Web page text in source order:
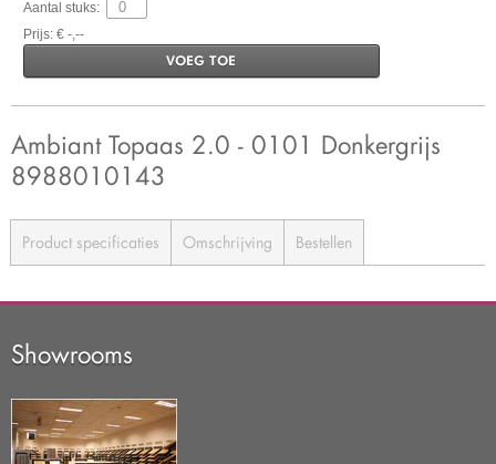
Aantal stuks:
Prijs: € -,--
VOEG TOE
Ambiant Topaas 2.0 - 0101 Donkergrijs
8988010143
Product specificaties Omschrijving Bestellen
Showrooms